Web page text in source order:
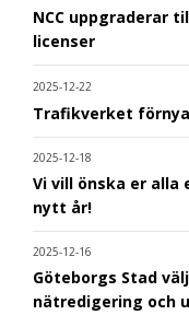
NCC uppgraderar
licenser
2025-12-22
Trafikverket
2025-12-18
Vi vill önska er
nytt år!
2025-12-16
Göteborgs Stad
nätredigering och